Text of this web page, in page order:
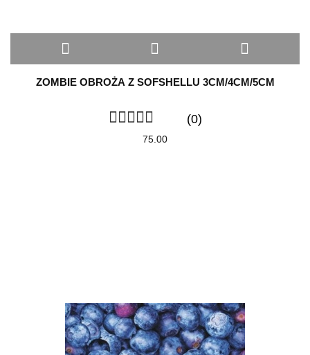
ZOMBIE OBROŻA Z SOFSHELLU 3CM/4CM/5CM
(0)
75.00